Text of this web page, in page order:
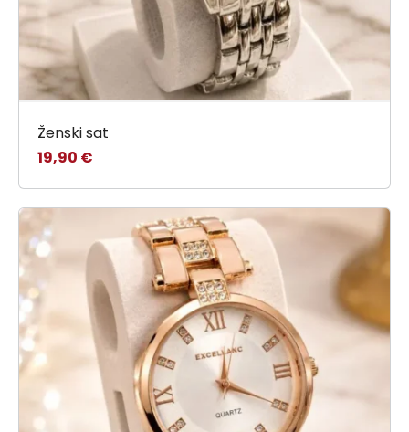
Ženski sat
19,90 €